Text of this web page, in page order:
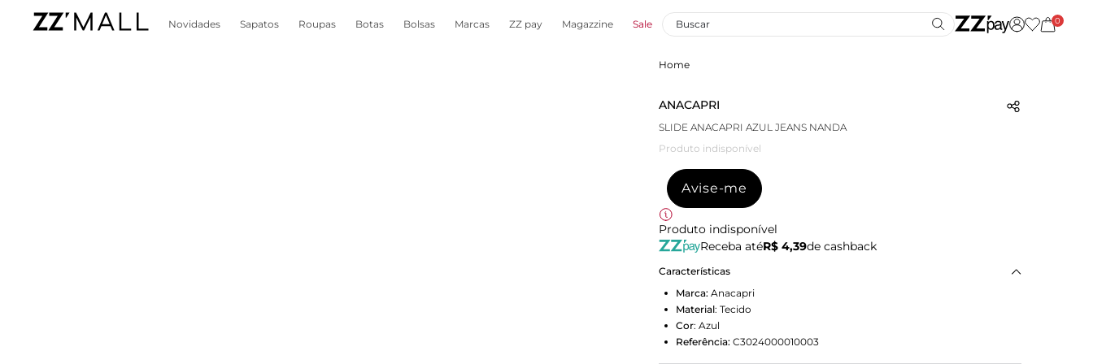
Novidades Sapatos Roupas Botas Bolsas Marcas ZZ pay Magazzine Sale 0
Home
ANACAPRI
SLIDE ANACAPRI AZUL JEANS NANDA
Produto indisponível
Avise-me
Produto indisponível
Receba atéR$ 4,39de cashback
Características
Marca: Anacapri
Material: Tecido
Cor: Azul
Referência: C3024000010003